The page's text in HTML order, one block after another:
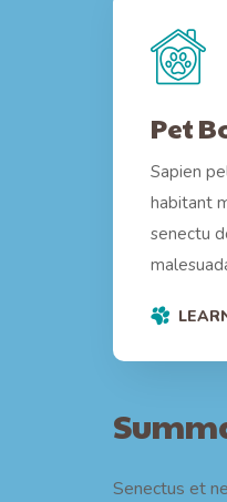
Pet
Sapien
habitant
senectu
Senectus et